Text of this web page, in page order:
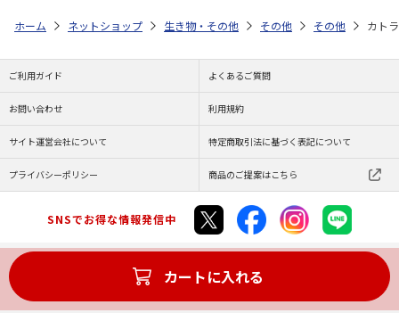
カートに入れる
ホーム ネットショップ 生き物・その他 その他 その他 カト
ご利用ガイド よくあるご質問
お問い合わせ 利用規約
サイト運営会社について 特定商取引法に基づく表記について
プライバシーポリシー 商品のご提案はこちら
SNSでお得な情報発信中